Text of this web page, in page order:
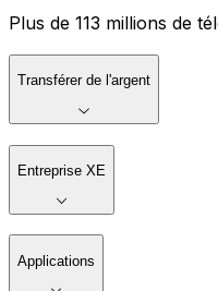
Plus de 113 millions de
Transférer de l'argent
Entreprise XE
Applications